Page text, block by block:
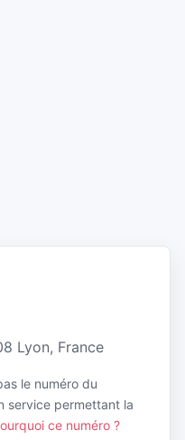
Lyon, France
le numéro du
service permettant la
ce numéro ?